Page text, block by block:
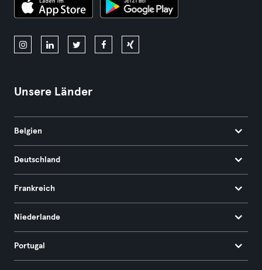
Unsere Länder
Belgien
Deutschland
Frankreich
Niederlande
Portugal